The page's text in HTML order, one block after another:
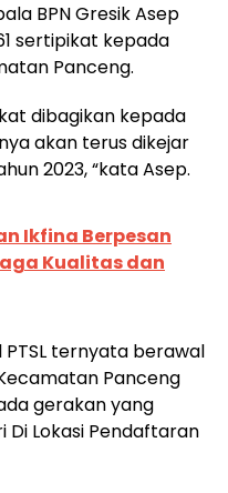
BPN Gresik Asep
sertipikat kepada
Panceng.
dibagikan kepada
akan terus dikejar
2023, “kata Asep.
Ikfina Berpesan
Kualitas dan
ternyata berawal
Panceng
gerakan yang
Di Lokasi Pendaftaran